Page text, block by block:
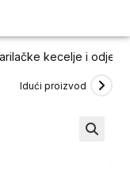
kecelje i odjeća
Idući proizvod